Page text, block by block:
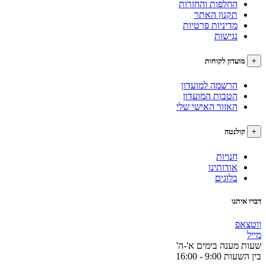
החלפות והחזרות
תקנון האתר
מדיניות פרטיות
נגישות
לקוחות
הרשמה למועדון
הטבות המועדון
האזור האישי שלי
חנויות
אודותינו
בלוגים
מענה בימים א'-ה'
- 16:00